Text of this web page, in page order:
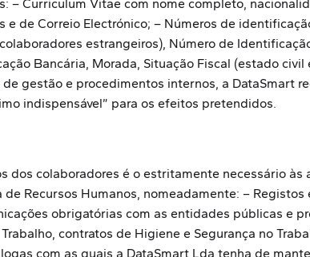
– Curriculum Vitae com nome completo,
de Correio Electrónico; – Números de
estrangeiros), Número de
Bancária, Morada, Situação Fiscal (estado
gestão e procedimentos internos, a DataSmart
indispensável” para os efeitos pretendidos.
dos colaboradores é o estritamente necessário
Recursos Humanos, nomeadamente: –
obrigatórias com as entidades públicas e
contratos de Higiene e Segurança no
com as quais a DataSmart Lda tenha de